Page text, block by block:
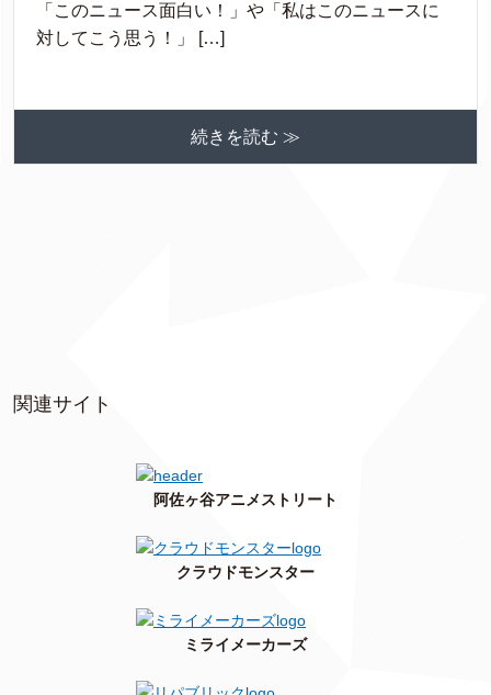
「このニュース面白い！」や「私はこのニュースに
対してこう思う！」 […]
続きを読む ≫
関連サイト
阿佐ヶ谷アニメストリート
クラウドモンスター
ミライメーカーズ